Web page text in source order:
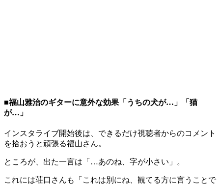
■福山雅治のギターに意外な効果「うちの犬が…」「猫
が…」
インスタライブ開始後は、できるだけ視聴者からのコメント
を拾おうと頑張る福山さん。
ところが、出た一言は「…あのね、字が小さい」。
これには荘口さんも「これは別にね、観てる方に言うことで